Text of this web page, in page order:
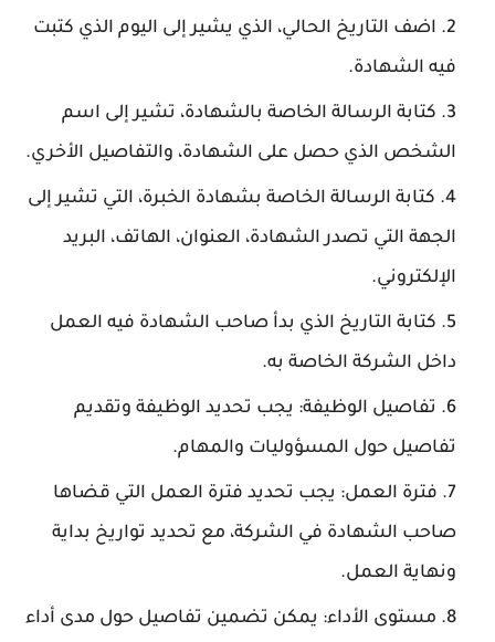
اضف التاريخ الحالي، الذي يشير إلى اليوم الذي كتبت
فيه الشهادة.
كتابة الرسالة الخاصة بالشهادة، تشير إلى اسم
الشخص الذي حصل على الشهادة، والتفاصيل الأخري.
كتابة الرسالة الخاصة بشهادة الخبرة، التي تشير إلى
الجهة التي تصدر الشهادة، العنوان، الهاتف، البريد
الإلكتروني.
كتابة التاريخ الذي بدأ صاحب الشهادة فيه العمل
داخل الشركة الخاصة به.
تفاصيل الوظيفة: يجب تحديد الوظيفة وتقديم
تفاصيل حول المسؤوليات والمهام.
فترة العمل: يجب تحديد فترة العمل التي قضاها
صاحب الشهادة في الشركة، مع تحديد تواريخ بداية
ونهاية العمل.
مستوى الأداء: يمكن تضمين تفاصيل حول مدى أداء